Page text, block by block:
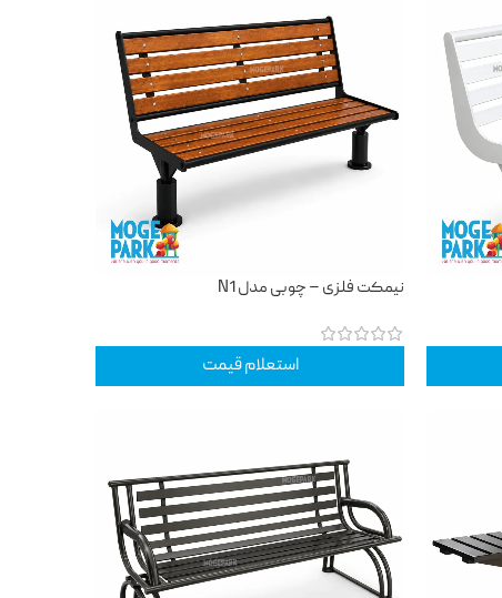
نیمکت فلزی – چوبی مدل N1
استعلام قیمت